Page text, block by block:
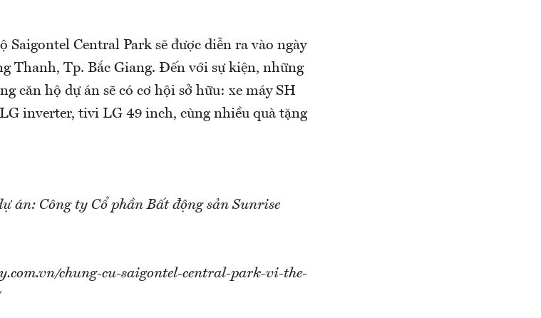
Central Park sẽ được diễn ra vào ngày
Thanh, Tp. Bắc Giang. Đến với sự kiện, những
căn hộ dự án sẽ có cơ hội sở hữu: xe máy SH
inverter, tivi LG 49 inch, cùng nhiều quà tặng
án: Công ty Cổ phần Bất động sản Sunrise
chung-cu-saigontel-central-park-vi-the-